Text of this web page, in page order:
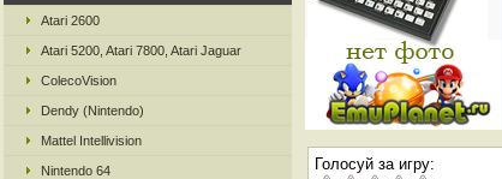
Atari 2600
Atari 5200, Atari 7800, Atari Jaguar
ColecoVision
Dendy (Nintendo)
Mattel Intellivision
Nintendo 64 Голосуй за игру: